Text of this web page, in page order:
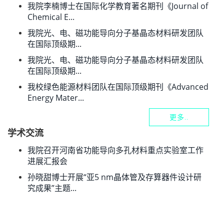
我院李楠博士在国际化学教育著名期刊《Journal of
Chemical E...
我院光、电、磁功能导向分子基晶态材料研发团队
在国际顶级期...
我院光、电、磁功能导向分子基晶态材料研发团队
在国际顶级期...
我校绿色能源材料团队在国际顶级期刊《Advanced
Energy Mater...
更多..
学术交流
我院召开河南省功能导向多孔材料重点实验室工作
进展汇报会
孙晓甜博士开展“亚5 nm晶体管及存算器件设计研
究成果”主题...